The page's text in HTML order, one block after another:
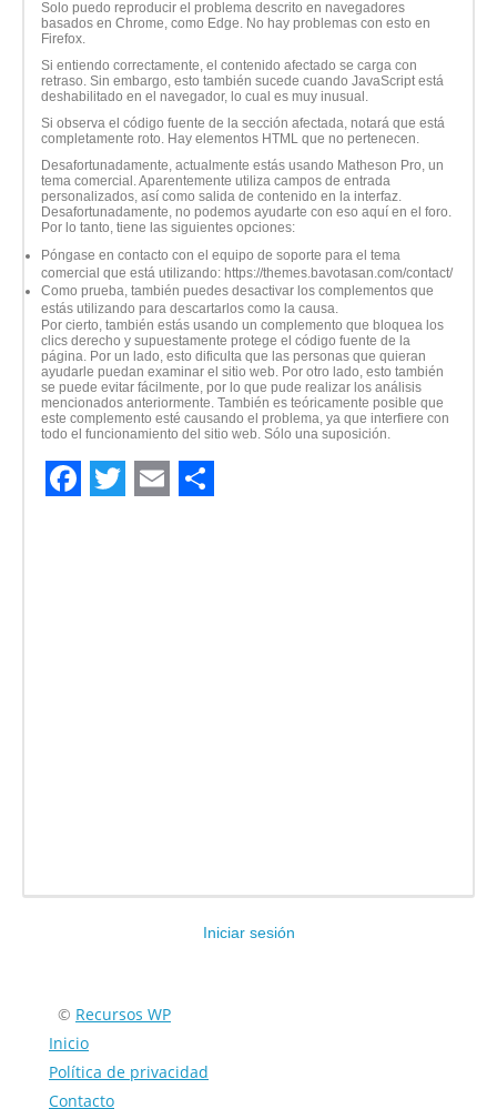
Solo puedo reproducir el problema descrito en navegadores
basados ​​en Chrome, como Edge. No hay problemas con esto en
Firefox.
Si entiendo correctamente, el contenido afectado se carga con
retraso. Sin embargo, esto también sucede cuando JavaScript está
deshabilitado en el navegador, lo cual es muy inusual.
Si observa el código fuente de la sección afectada, notará que está
completamente roto. Hay elementos HTML que no pertenecen.
Desafortunadamente, actualmente estás usando Matheson Pro, un
tema comercial. Aparentemente utiliza campos de entrada
personalizados, así como salida de contenido en la interfaz.
Desafortunadamente, no podemos ayudarte con eso aquí en el foro.
Por lo tanto, tiene las siguientes opciones:
Póngase en contacto con el equipo de soporte para el tema
comercial que está utilizando: https://themes.bavotasan.com/contact/
Como prueba, también puedes desactivar los complementos que
estás utilizando para descartarlos como la causa.
Por cierto, también estás usando un complemento que bloquea los
clics derecho y supuestamente protege el código fuente de la
página. Por un lado, esto dificulta que las personas que quieran
ayudarle puedan examinar el sitio web. Por otro lado, esto también
se puede evitar fácilmente, por lo que pude realizar los análisis
mencionados anteriormente. También es teóricamente posible que
este complemento esté causando el problema, ya que interfiere con
todo el funcionamiento del sitio web. Sólo una suposición.
Iniciar sesión
Encuéntranos en:
© Recursos WP
Inicio
Política de privacidad
Contacto